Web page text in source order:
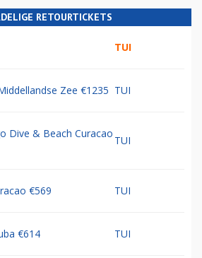
RETOURTICKETS
TUI
Zee €1235 TUI
Dive & Beach Curacao
TUI
€569 TUI
€614 TUI